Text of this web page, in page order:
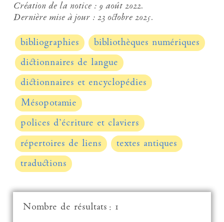
Création de la notice : 9 août 2022.
Dernière mise à jour :23 octobre 2025.
bibliographies
bibliothèques numériques
dictionnaires de langue
dictionnaires et encyclopédies
Mésopotamie
polices d’écriture et claviers
répertoires de liens
textes antiques
traductions
Nombre de résultats : 1